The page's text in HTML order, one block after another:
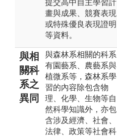
提交高中自主學習計
畫與成果、競賽表現
或特殊優良表現證明
等資料。
與相
關科
系之
異同
與森林系相關的科系
有園藝系、農藝系與
植微系等，森林系學
習的內容除包含物
理、化學、生物等自
然科學知識外，亦包
含涉及經濟、社會、
法律、政策等社會科